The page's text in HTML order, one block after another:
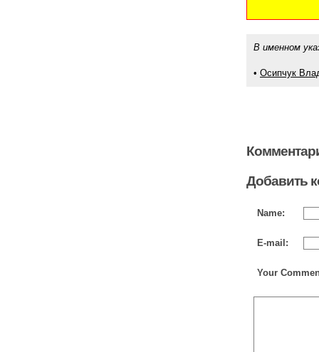
В именном
• Осипчук
Добавить
Name:
E-mail:
Your